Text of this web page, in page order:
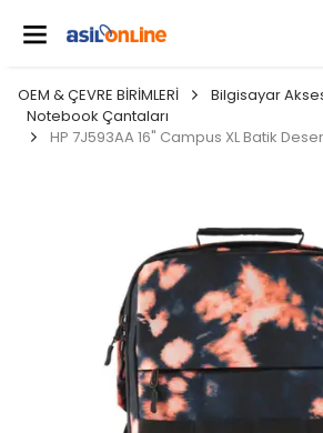
OEM & ÇEVRE BİRİMLERİ
Bilgisayar
Notebook Çantaları
HP 7J593AA 16" Campus XL Batik